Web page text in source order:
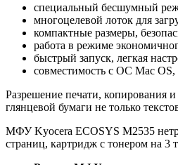
специальный бесшумный
многоцелевой лоток для
компактные размеры,
работа в режиме
быстрый запуск, легкая
совместимость с ОС Mac
Разрешение печати, копирования
глянцевой бумаги не только
МФУ Kyocera ECOSYS M2535
страниц, картридж с тонером на 3